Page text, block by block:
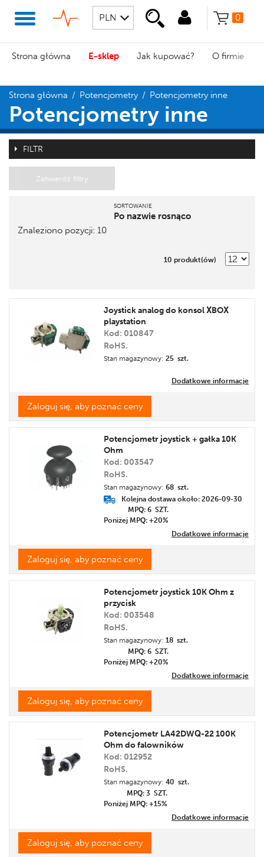
0
Strona główna E-sklep Jak kupować? O firmie
Strona główna / Potencjometry / Potencjometry inne
Potencjometry inne
FILTR
Zatwierdź filtry
SORTOWANIE
Po nazwie rosnąco
Etykieta
Znaleziono pozycji: 10
10 produkt(ów)
Joystick analog do konsol XBOX
playstation
Kod: 010847
RoHS.
Stan magazynowy: 25 szt.
Dodatkowe informacje
Zaloguj się, aby poznać ceny
Potencjometr joystick + gałka 10K
Ohm
Kod: 003547
RoHS.
Kolejna dostawa około: 2026-09-30
Stan magazynowy: 68 szt.
MPQ: 6 SZT.
Poniżej MPQ: +20%
Dodatkowe informacje
Zaloguj się, aby poznać ceny
Potencjometr joystick 10K Ohm z
przycisk
Kod: 003548
RoHS.
Stan magazynowy: 18 szt.
MPQ: 6 SZT.
Poniżej MPQ: +20%
Dodatkowe informacje
Zaloguj się, aby poznać ceny
Potencjometr LA42DWQ-22 100K
Ohm do falowników
Kod: 012952
RoHS.
Stan magazynowy: 40 szt.
MPQ: 3 SZT.
Poniżej MPQ: +15%
Dodatkowe informacje
Zaloguj się, aby poznać ceny